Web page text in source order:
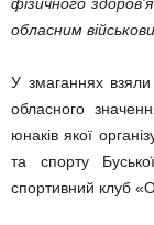
обласним
У змаганнях взяли
обласного
юнаків якої
та спорту
спортивний клуб